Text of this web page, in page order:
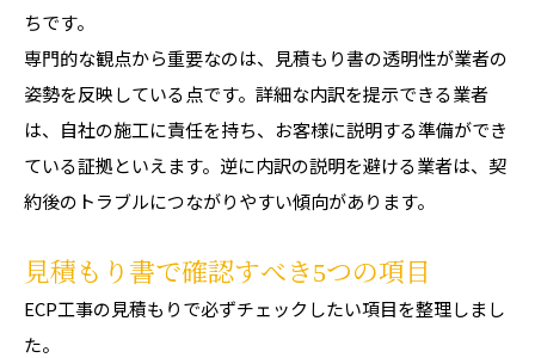
ちです。
専門的な観点から重要なのは、見積もり書の透明性が業者の
姿勢を反映している点です。詳細な内訳を提示できる業者
は、自社の施工に責任を持ち、お客様に説明する準備ができ
ている証拠といえます。逆に内訳の説明を避ける業者は、契
約後のトラブルにつながりやすい傾向があります。
見積もり書で確認すべき5つの項目
ECP工事の見積もりで必ずチェックしたい項目を整理しまし
た。